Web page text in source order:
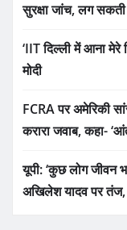
सुरक्षा जांच, लग
‘IIT दिल्ली में आना मेरे
मोदी
FCRA पर अमेरिकी
करारा जवाब, कहा-
यूपी: ‘कुछ लोग जीवन
अखिलेश यादव पर